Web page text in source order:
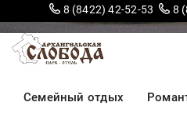
8 (8422) 42-52-53 8
Семейный отдых
VIP-